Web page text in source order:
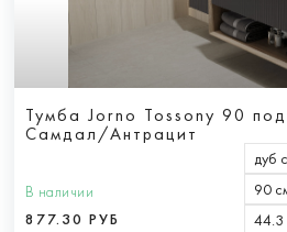
Тумба Jorno Tossony 90
Самдал/Антрацит
В наличии
877.30 РУБ
дуб
90
44.3